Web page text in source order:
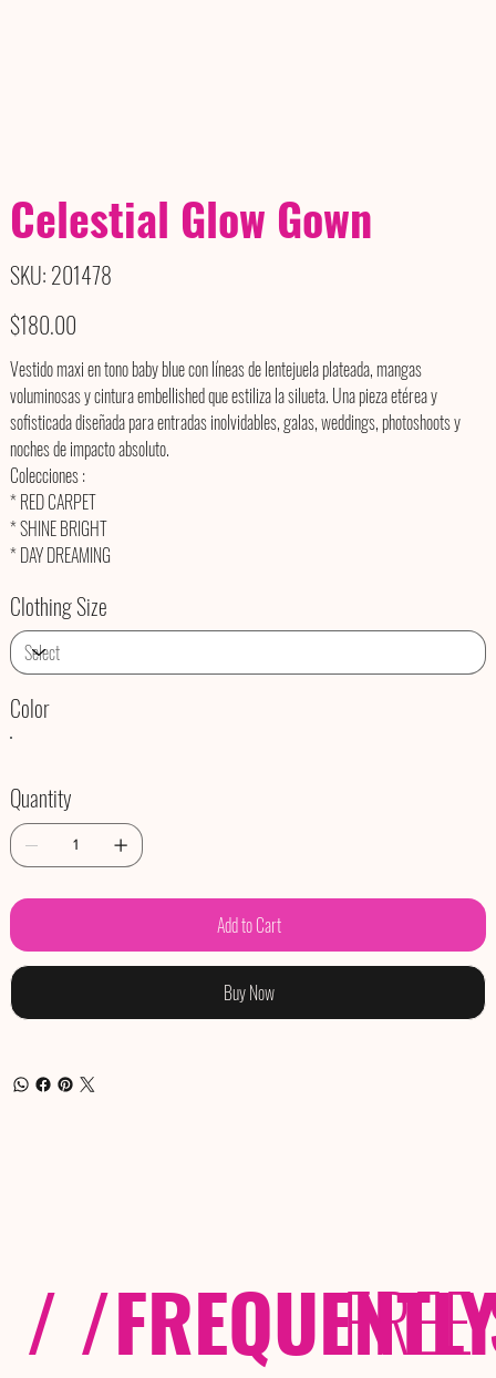
Celestial Glow Gown
SKU: 201478
201478
Price
$180.00
Vestido maxi en tono baby blue con líneas de lentejuela plateada, mangas
voluminosas y cintura embellished que estiliza la silueta. Una pieza etérea y
sofisticada diseñada para entradas inolvidables, galas, weddings, photoshoots y
noches de impacto absoluto.
Colecciones :
* RED CARPET
* SHINE BRIGHT
* DAY DREAMING
Clothing Size
Color
Quantity
Add to Cart
Buy Now
FREE
/ /